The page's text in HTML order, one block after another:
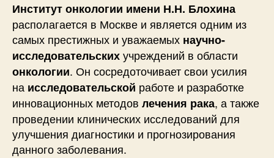
Институт онкологии имени Н.Н. Блохина
располагается в Москве и является одним из
самых престижных и уважаемых научно-
исследовательскихучреждений в области
онкологии. Он сосредоточивает свои усилия
на исследовательской работе и разработке
инновационных методов лечения рака, а также
проведении клинических исследований для
улучшения диагностики и прогнозирования
данного заболевания.